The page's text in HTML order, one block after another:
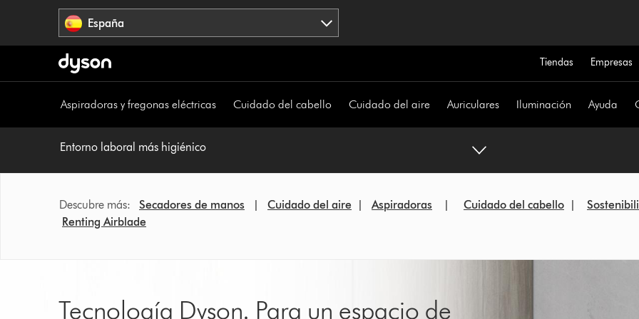
España
Tiendas Empresas
Aspiradoras y fregonas eléctricas Cuidado del cabello Cuidado del aire Auriculares Iluminación Ayuda
Entorno laboral más higiénico
Descubre más: Secadores de manos | Cuidado del aire | Aspiradoras | Cuidado del cabello |
Renting Airblade
Tecnología Dyson. Para un espacio de